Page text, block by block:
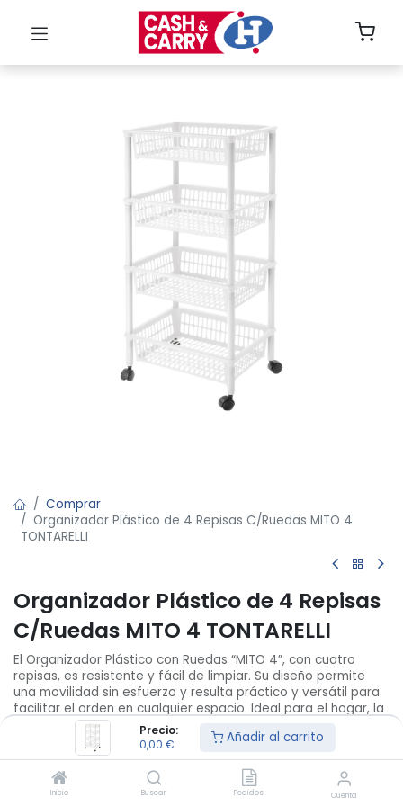
Precio:
0,00 € Añadir al carrito
Inicio Buscar Pedidos Cuenta
Comprar
Organizador Plástico de 4 Repisas C/Ruedas MITO 4
TONTARELLI
Organizador Plástico de 4 Repisas
C/Ruedas MITO 4 TONTARELLI
El Organizador Plástico con Ruedas “MITO 4”, con cuatro
repisas, es resistente y fácil de limpiar. Su diseño permite
una movilidad sin esfuerzo y resulta práctico y versátil para
facilitar el orden en cualquier espacio. Ideal para el hogar, la
oficina o el comercio, posibilitando almacenar y transportar
objetos de manera cómoda y eficiente
Not Available For Sale